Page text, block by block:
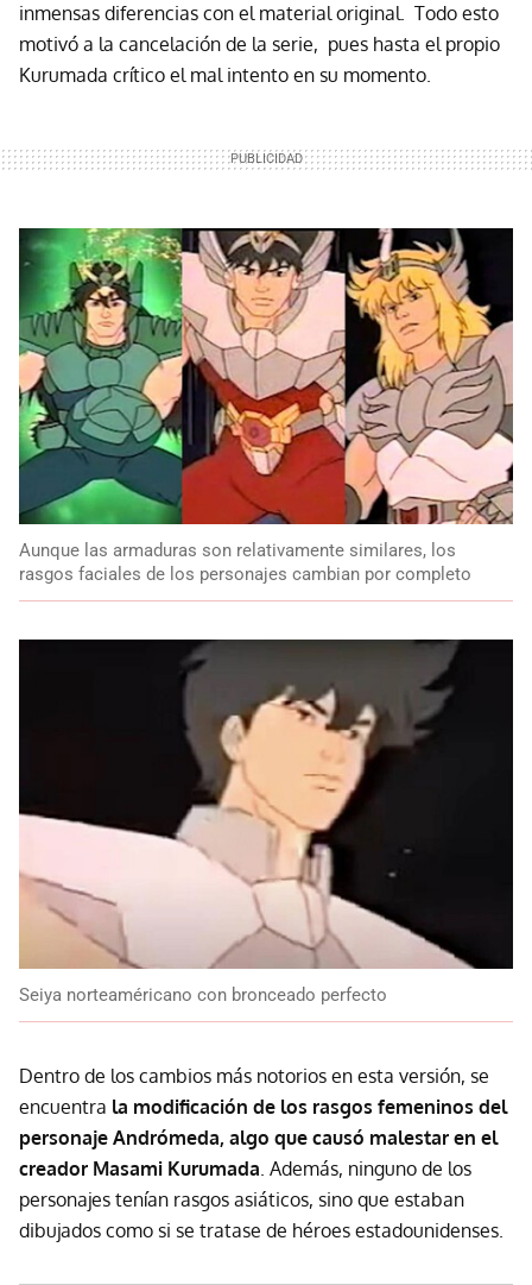
inmensas diferencias con el material original. Todo esto
motivó a la cancelación de la serie, pues hasta el propio
Kurumada crítico el mal intento en su momento.
Aunque las armaduras son relativamente similares, los
rasgos faciales de los personajes cambian por completo
Seiya norteaméricano con bronceado perfecto
Dentro de los cambios más notorios en esta versión, se
encuentra la modificación de los rasgos femeninos del
personaje Andrómeda, algo que causó malestar en el
creador Masami Kurumada . Además, ninguno de los
personajes tenían rasgos asiáticos, sino que estaban
dibujados como si se tratase de héroes estadounidenses.